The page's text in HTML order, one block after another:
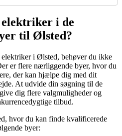
elektriker i de
til Ølsted?
i Ølsted, behøver du ikke
er flere nærliggende byer, hvor du
der kan hjælpe dig med dit
At udvide din søgning til de
dig flere valgmuligheder og
tilbud.
hvor du kan finde kvalificerede
byer: